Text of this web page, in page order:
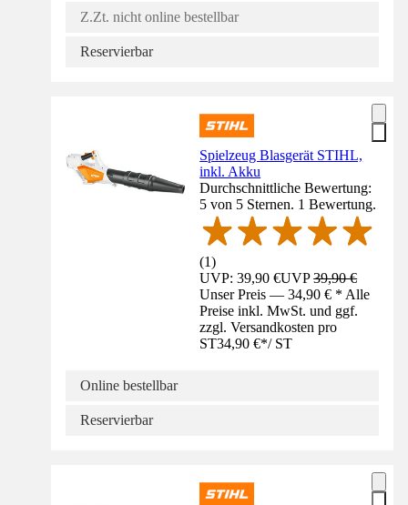
Z.Zt. nicht online bestellbar
Reservierbar
Spielzeug Blasgerät STIHL,
inkl. Akku
Durchschnittliche Bewertung:
5 von 5 Sternen. 1 Bewertung.
(1)
UVP: 39,90 €UVP39,90 €
Unser Preis — 34,90 € * Alle
Preise inkl. MwSt. und ggf.
zzgl. Versandkosten pro
ST34,90 €*/ ST
Online bestellbar
Reservierbar